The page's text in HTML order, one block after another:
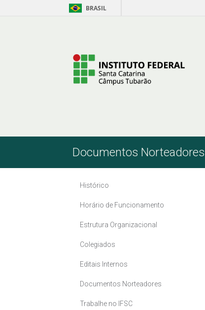
Pular para o Conteúdo BRASIL
Documentos Norteadores
Histórico
Horário de Funcionamento
Estrutura Organizacional
Colegiados
Editais Internos
Documentos Norteadores
Trabalhe no IFSC